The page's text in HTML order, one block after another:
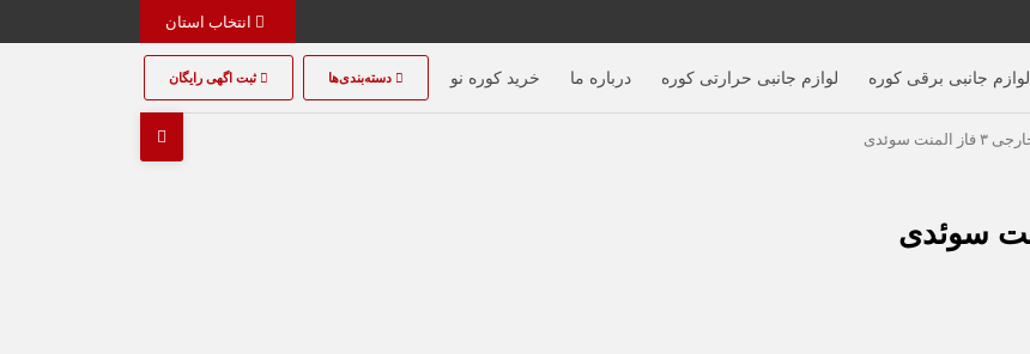
لوازم جانبی برقی کوره لوازم جانبی حرارتی کوره درباره ما خرید کوره نو دسته‌بندی‌ها ثبت اگهی رایگان